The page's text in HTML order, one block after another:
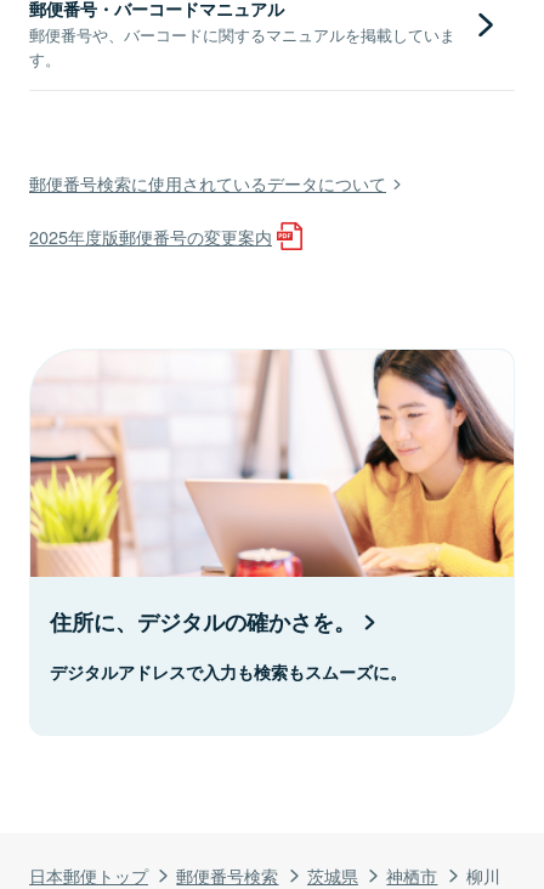
日本郵便トップ 郵便番号検索 茨城県 神栖市 柳川
郵便番号・バーコードマニュアル
郵便番号や、バーコードに関するマニュアルを掲載していま
す。
郵便番号検索に使用されているデータについて
2025年度版郵便番号の変更案内
住所に、デジタルの確かさを。
デジタルアドレスで入力も検索もスムーズに。